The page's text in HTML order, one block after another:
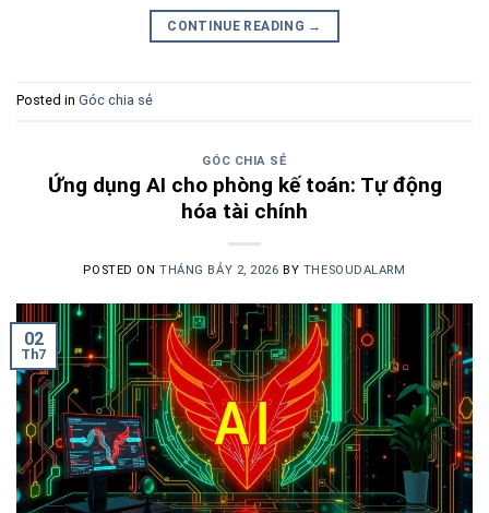
CONTINUE READING →
Posted in Góc chia sẻ
GÓC CHIA SẺ
Ứng dụng AI cho phòng kế toán: Tự động
hóa tài chính
POSTED ONTHÁNG BẢY 2, 2026 BY THESOUDALARM
02
Th7